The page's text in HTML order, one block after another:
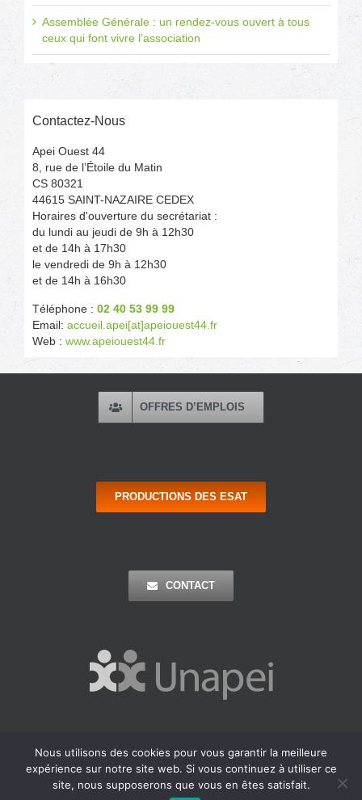
Assemblée Générale : un rendez-vous ouvert à tous
ceux qui font vivre l’association
Contactez-Nous
Apei Ouest 44
8, rue de l’Étoile du Matin
CS 80321
44615 SAINT-NAZAIRE CEDEX
Horaires d'ouverture du secrétariat :
du lundi au jeudi de 9h à 12h30
et de 14h à 17h30
le vendredi de 9h à 12h30
et de 14h à 16h30
Téléphone : 02 40 53 99 99
Email: accueil.apei[at]apeiouest44.fr
Web : www.apeiouest44.fr
OFFRES D’EMPLOIS
PRODUCTIONS DES ESAT
CONTACT
Copyright 2016 Apei Ouest 44 | Tous Droits Réservés |Mentions
Légales| Réalisation : Agence Outremer
Nous utilisons des cookies pour vous garantir la meilleure
expérience sur notre site web. Si vous continuez à utiliser ce
site, nous supposerons que vous en êtes satisfait.